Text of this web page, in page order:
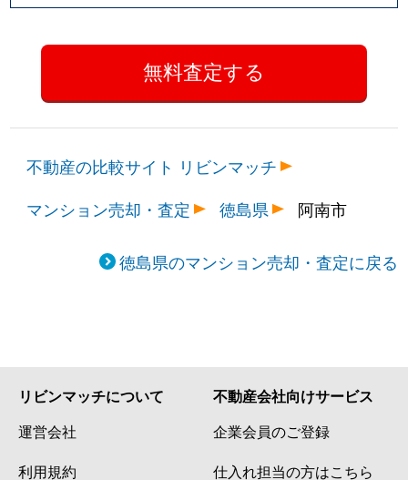
不動産の比較サイト リビンマッチ
マンション売却・査定
徳島県 阿南市
徳島県のマンション売却・査定に戻る
リビンマッチについて
運営会社
利用規約
不動産会社向けサービス
企業会員のご登録
仕入れ担当の方はこちら